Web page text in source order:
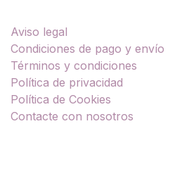
Aviso legal
Condiciones de pago y envío
Términos y condiciones
Política de privacidad
Política de Cookies
Contacte con nosotros